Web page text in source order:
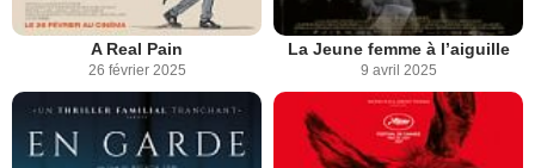
A Real Pain
26 février 2025
La Jeune femme à l’aiguille
9 avril 2025